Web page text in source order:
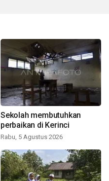
Sekolah membutuhkan
perbaikan di Kerinci
Rabu, 5 Agustus 2026